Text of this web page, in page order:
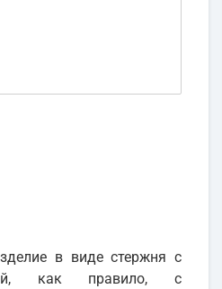
в виде стержня с
как правило, с